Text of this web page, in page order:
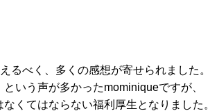
るべく、多くの感想が寄せられました。
いう声が多かったmominiqueですが、
くてはならない福利厚生となりました。